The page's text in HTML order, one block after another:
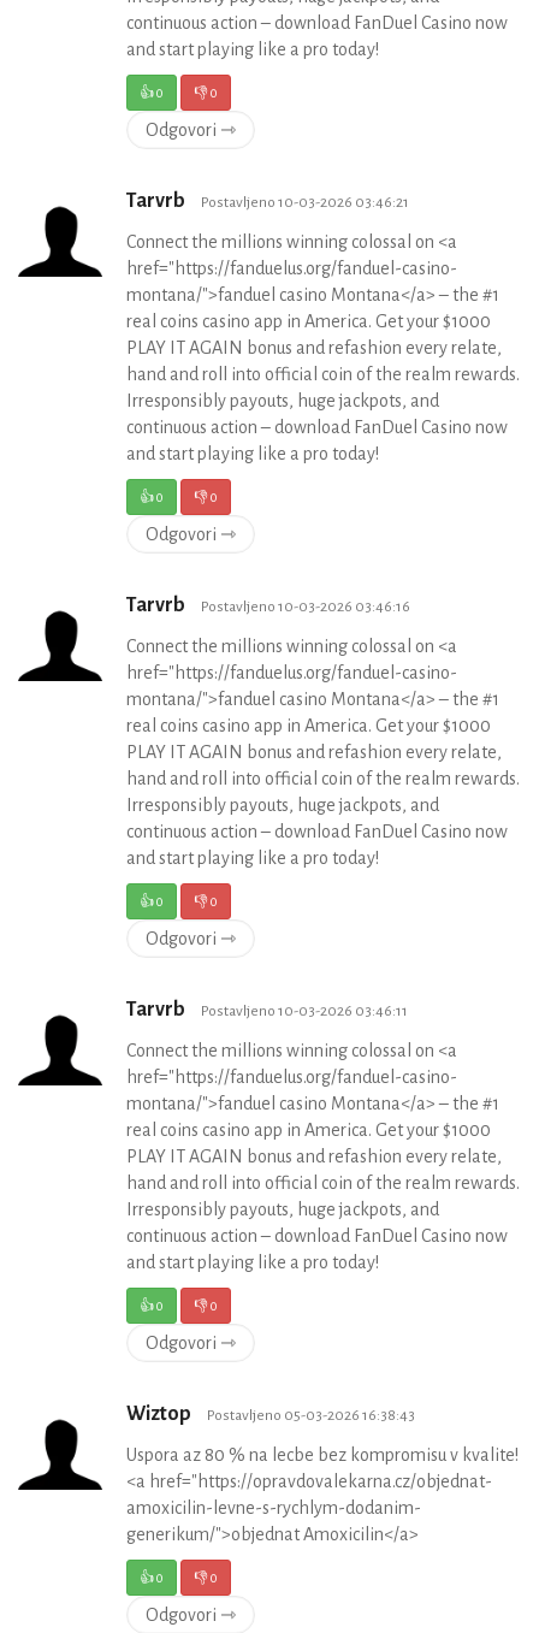
continuous action – download FanDuel Casino now
and start playing like a pro today!
👍0 👎0
Odgovori ⇾
Tarvrb Postavljeno 10-03-2026 03:46:21
Connect the millions winning colossal on <a
href="https://fanduelus.org/fanduel-casino-
montana/">fanduel casino Montana</a> – the #1
real coins casino app in America. Get your $1000
PLAY IT AGAIN bonus and refashion every relate,
hand and roll into official coin of the realm rewards.
Irresponsibly payouts, huge jackpots, and
continuous action – download FanDuel Casino now
and start playing like a pro today!
👍0 👎0
Odgovori ⇾
Tarvrb Postavljeno 10-03-2026 03:46:16
Connect the millions winning colossal on <a
href="https://fanduelus.org/fanduel-casino-
montana/">fanduel casino Montana</a> – the #1
real coins casino app in America. Get your $1000
PLAY IT AGAIN bonus and refashion every relate,
hand and roll into official coin of the realm rewards.
Irresponsibly payouts, huge jackpots, and
continuous action – download FanDuel Casino now
and start playing like a pro today!
👍0 👎0
Odgovori ⇾
Tarvrb Postavljeno 10-03-2026 03:46:11
Connect the millions winning colossal on <a
href="https://fanduelus.org/fanduel-casino-
montana/">fanduel casino Montana</a> – the #1
real coins casino app in America. Get your $1000
PLAY IT AGAIN bonus and refashion every relate,
hand and roll into official coin of the realm rewards.
Irresponsibly payouts, huge jackpots, and
continuous action – download FanDuel Casino now
and start playing like a pro today!
👍0 👎0
Odgovori ⇾
Wiztop Postavljeno 05-03-2026 16:38:43
Uspora az 80 % na lecbe bez kompromisu v kvalite!
<a href="https://opravdovalekarna.cz/objednat-
amoxicilin-levne-s-rychlym-dodanim-
generikum/">objednat Amoxicilin</a>
👍0 👎0
Odgovori ⇾